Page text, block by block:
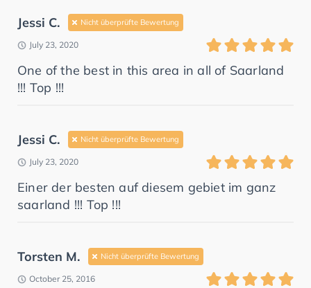
Jessi C. Nicht überprüfte Bewertung
July 23, 2020
One of the best in this area in all of Saarland
!!! Top !!!
Jessi C. Nicht überprüfte Bewertung
July 23, 2020
Einer der besten auf diesem gebiet im ganz
saarland !!! Top !!!
Torsten M. Nicht überprüfte Bewertung
October 25, 2016